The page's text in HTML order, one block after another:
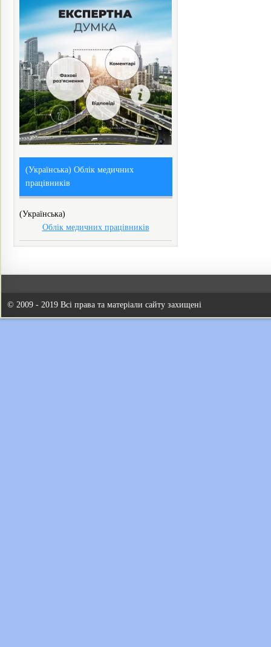
(Українська) Облік медичних
працівників
(Українська)
Облік медичних працівників
© 2009 - 2019 Всі права та матеріали сайту захищені